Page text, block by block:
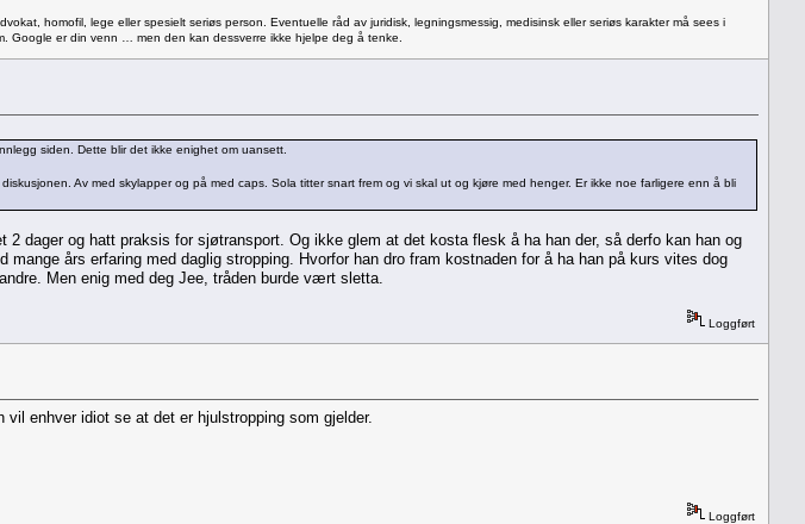
homofil, lege eller spesielt seriøs person. Eventuelle råd av juridisk, legningsmessig, medisinsk eller seriøs karakter må sees i
Google er din venn … men den kan dessverre ikke hjelpe deg å tenke.
siden. Dette blir det ikke enighet om uansett.
Av med skylapper og på med caps. Sola titter snart frem og vi skal ut og kjøre med henger. Er ikke noe farligere enn å bli
dager og hatt praksis for sjøtransport. Og ikke glem at det kosta flesk å ha han der, så derfo kan han og
års erfaring med daglig stropping. Hvorfor han dro fram kostnaden for å ha han på kurs vites dog
Men enig med deg Jee, tråden burde vært sletta.
Loggført
enhver idiot se at det er hjulstropping som gjelder.
Loggført